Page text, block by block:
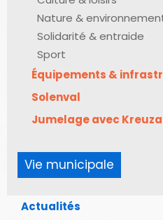
Nature &
Solidarité & entraide
Sport
Équipements &
Solenval
Jumelage avec
Vie municipale
Actualités